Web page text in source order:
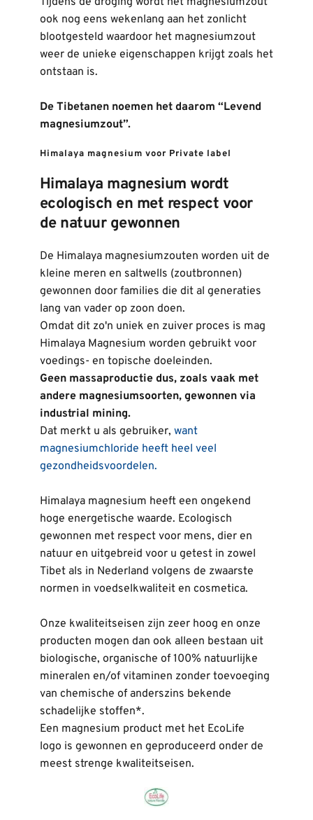
ook nog eens wekenlang aan het zonlicht
blootgesteld waardoor het magnesiumzout
weer de unieke eigenschappen krijgt zoals het
ontstaan is.
De Tibetanen noemen het daarom “Levend
magnesiumzout”.
Himalaya magnesium voor Private label
Himalaya magnesium wordt
ecologisch en met respect voor
de natuur gewonnen
De Himalaya magnesiumzouten worden uit de
kleine meren en saltwells (zoutbronnen)
gewonnen door families die dit al generaties
lang van vader op zoon doen.
Omdat dit zo'n uniek en zuiver proces is mag
Himalaya Magnesium worden gebruikt voor
voedings- en topische doeleinden.
Geen massaproductie dus, zoals vaak met
andere magnesiumsoorten, gewonnen via
industrial mining.
Dat merkt u als gebruiker, want
magnesiumchloride heeft heel veel
gezondheidsvoordelen.
Himalaya magnesium heeft een ongekend
hoge energetische waarde. Ecologisch
gewonnen met respect voor mens, dier en
natuur en uitgebreid voor u getest in zowel
Tibet als in Nederland volgens de zwaarste
normen in voedselkwaliteit en cosmetica.
Onze kwaliteitseisen zijn zeer hoog en onze
producten mogen dan ook alleen bestaan uit
biologische, organische of 100% natuurlijke
mineralen en/of vitaminen zonder toevoeging
van chemische of anderszins bekende
schadelijke stoffen*.
Een magnesium product met het EcoLife
logo is gewonnen en geproduceerd onder de
meest strenge kwaliteitseisen.